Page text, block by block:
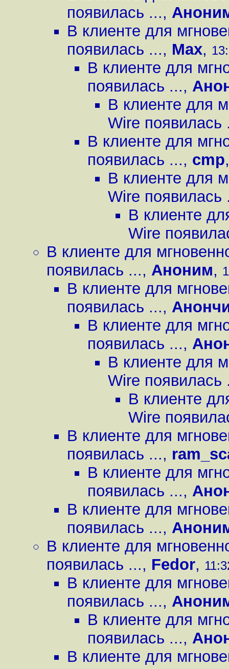
появилась ...,
В клиенте для
появилась ..., Max,
В клиенте для
появилась ...,
В клиенте для
Wire появилась
В клиенте для
появилась ..., cmp
В клиенте для
Wire появилась
В клиенте
Wire
В клиенте для
появилась ..., Аноним,
В клиенте для
появилась ...,
В клиенте для
появилась ...,
В клиенте для
Wire появилась
В клиенте
Wire
В клиенте для
появилась ...,
В клиенте для
появилась ...,
В клиенте для
появилась ...,
В клиенте для
появилась ..., Fedor,
В клиенте для
появилась ...,
В клиенте для
появилась ...,
В клиенте для